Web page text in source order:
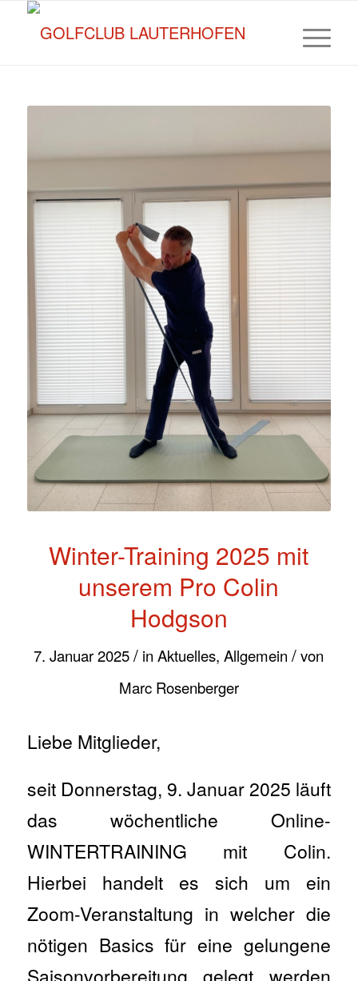
Winter-Training 2025 mit
unserem Pro Colin
Hodgson
7. Januar 2025 / inAktuelles,Allgemein / von
Marc Rosenberger
Liebe Mitglieder,
seit Donnerstag, 9. Januar 2025 läuft
das wöchentliche Online-
WINTERTRAINING mit Colin.
Hierbei handelt es sich um ein
Zoom-Veranstaltung in welcher die
nötigen Basics für eine gelungene
Saisonvorbereitung gelegt werden